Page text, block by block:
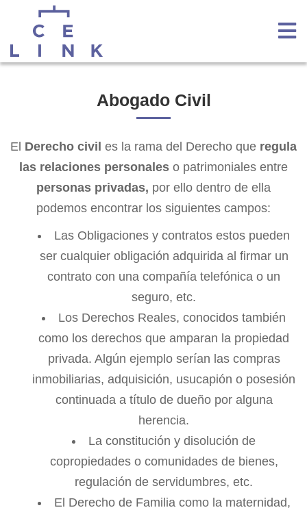
Abogado Civil
El Derecho civil es la rama del Derecho que regula
las relaciones personales o patrimoniales entre
personas privadas, por ello dentro de ella
podemos encontrar los siguientes campos:
Las Obligaciones y contratos estos pueden
ser cualquier obligación adquirida al firmar un
contrato con una compañía telefónica o un
seguro, etc.
Los Derechos Reales, conocidos también
como los derechos que amparan la propiedad
privada. Algún ejemplo serían las compras
inmobiliarias, adquisición, usucapión o posesión
continuada a título de dueño por alguna
herencia.
La constitución y disolución de
copropiedades o comunidades de bienes,
regulación de servidumbres, etc.
El Derecho de Familia como la maternidad,